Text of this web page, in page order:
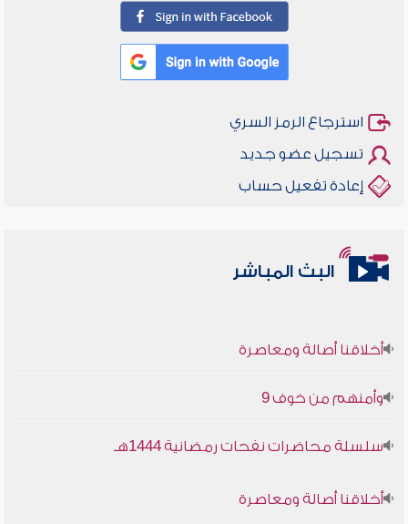
استرجاع الرمز السري
تسجيل عضو جديد
إعادة تفعيل حساب
البث المباشر
أخلاقنا أصالة ومعاصرة
وأمنهم من خوف 9
سلسلة محاضرات نفحات رمضانية 1444هـ
أخلاقنا أصالة ومعاصرة